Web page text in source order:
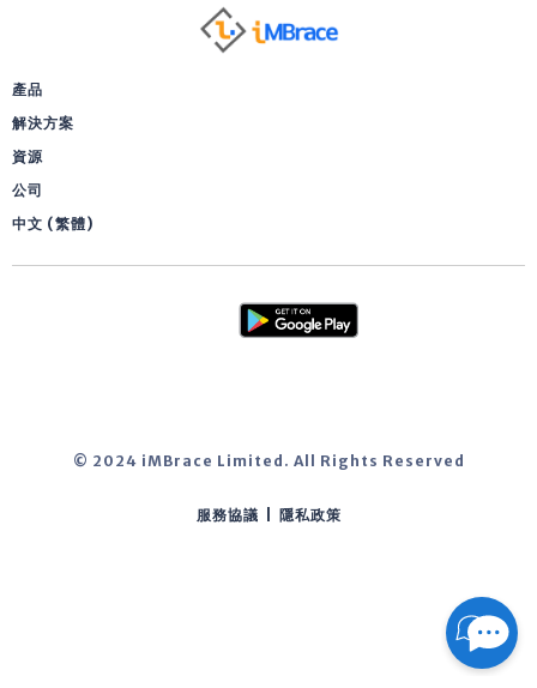
產品
解決方案
資源
公司
中文 (繁體)
© 2024 iMBrace Limited. All Rights Reserved
服務協議 隱私政策